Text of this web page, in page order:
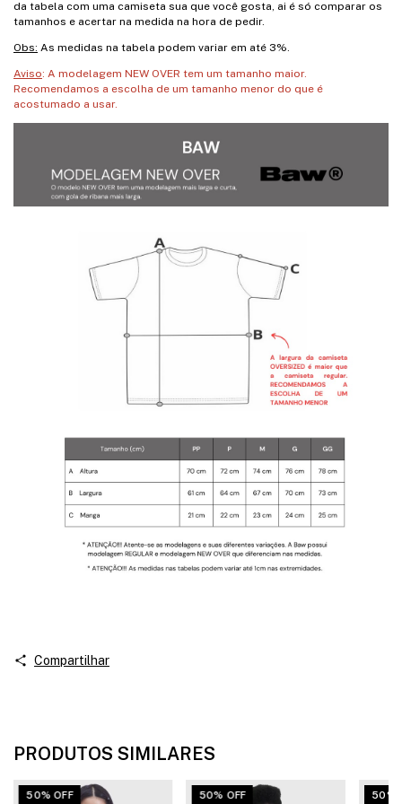
da tabela com uma camiseta sua que você gosta, ai é só comparar os
tamanhos e acertar na medida na hora de pedir.
Obs: As medidas na tabela podem variar em até 3%.
Aviso: A modelagem NEW OVER tem um tamanho maior.
Recomendamos a escolha de um tamanho menor do que é
acostumado a usar.
Compartilhar
PRODUTOS SIMILARES
50% OFF 50% OFF 50%